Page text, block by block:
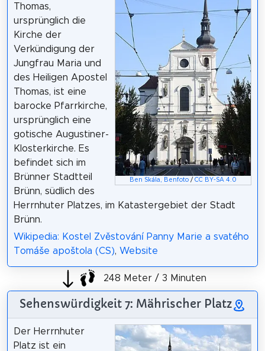
Ben Skála, Benfoto /CC BY-SA 4.0
Thomas,
ursprünglich die
Kirche der
Verkündigung der
Jungfrau Maria und
des Heiligen Apostel
Thomas, ist eine
barocke Pfarrkirche,
ursprünglich eine
gotische Augustiner-
Klosterkirche. Es
befindet sich im
Brünner Stadtteil
Brünn, südlich des
Herrnhuter Platzes, im Katastergebiet der Stadt
Brünn.
Wikipedia: Kostel Zvěstování Panny Marie a svatého
Tomáše apoštola (CS), Website
248 Meter / 3 Minuten
Sehenswürdigkeit 7: Mährischer Platz
Der Herrnhuter
Platz ist ein